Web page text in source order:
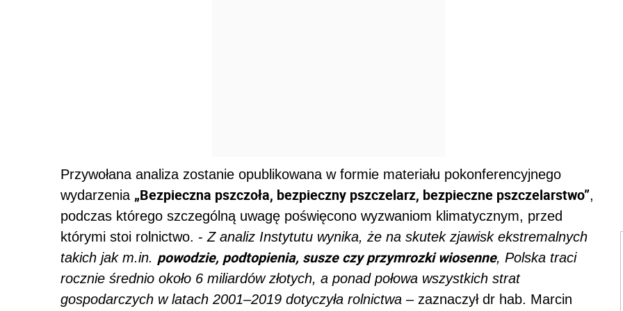
Przywołana analiza zostanie opublikowana w formie materiału pokonferencyjnego
wydarzenia „Bezpieczna pszczoła, bezpieczny pszczelarz, bezpieczne pszczelarstwo”,
podczas którego szczególną uwagę poświęcono wyzwaniom klimatycznym, przed
którymi stoi rolnictwo. - Z analiz Instytutu wynika, że na skutek zjawisk ekstremalnych
takich jak m.in. powodzie, podtopienia, susze czy przymrozki wiosenne, Polska traci
rocznie średnio około 6 miliardów złotych, a ponad połowa wszystkich strat
gospodarczych w latach 2001–2019 dotyczyła rolnictwa – zaznaczył dr hab. Marcin